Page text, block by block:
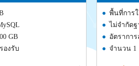
GB
องรับ
พื้นที่การ
ไม่จำกัด
อัตรากา
จำนวน 1